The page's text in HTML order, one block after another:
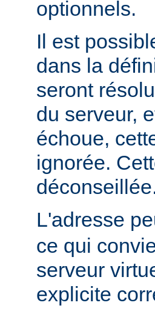
optionnels.
Il est
dans la
seront
du serveur,
échoue,
ignorée.
L'adresse
ce qui
serveur
explicite